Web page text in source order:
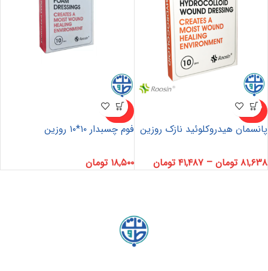
ناموجو
د
پانسمان هیدروکلوئید نازک روزین
۸۱,۶۳۸ تومان – ۴۱,۴۸۷ تومان
ناموجو
د
فوم چسبدار ۱۰*۱۰ روزین
۱۸,۵۰۰ تومان